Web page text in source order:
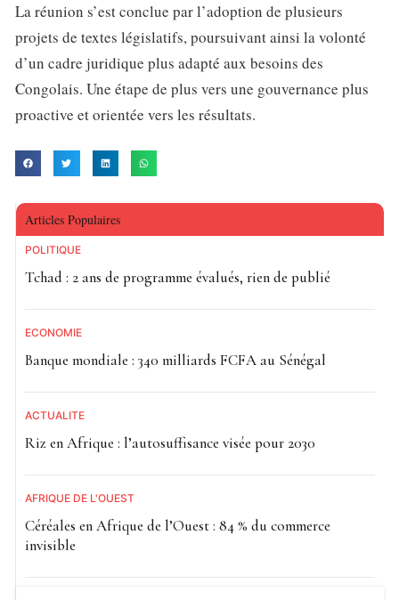
La réunion s’est conclue par l’adoption de plusieurs
projets de textes législatifs, poursuivant ainsi la volonté
d’un cadre juridique plus adapté aux besoins des
Congolais. Une étape de plus vers une gouvernance plus
proactive et orientée vers les résultats.
Articles Populaires
POLITIQUE
Tchad : 2 ans de programme évalués, rien de publié
ECONOMIE
Banque mondiale : 340 milliards FCFA au Sénégal
ACTUALITE
Riz en Afrique : l’autosuffisance visée pour 2030
AFRIQUE DE L'OUEST
Céréales en Afrique de l’Ouest : 84 % du commerce
invisible